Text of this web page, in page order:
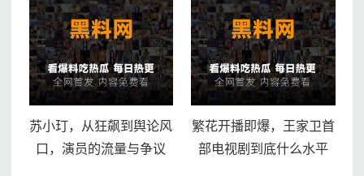
苏小玎，从狂飙到舆论风
口，演员的流量与争议
繁花开播即爆，王家卫首
部电视剧到底什么水平